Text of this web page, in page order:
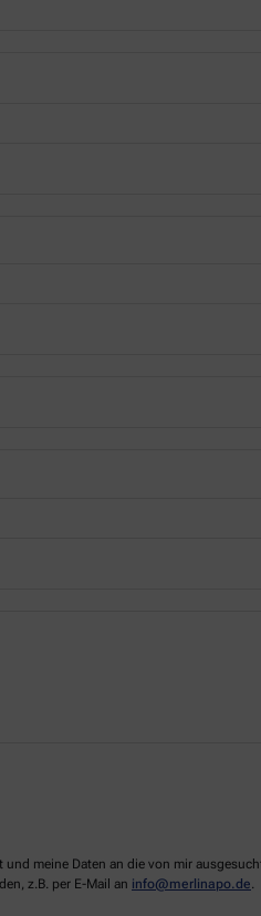
meine Daten an die von mir
z.B. per E-Mail an info@merlinapo.de.